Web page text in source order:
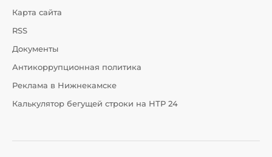
Карта сайта
RSS
Документы
Антикоррупционная политика
Реклама в Нижнекамске
Калькулятор бегущей строки на НТР 24